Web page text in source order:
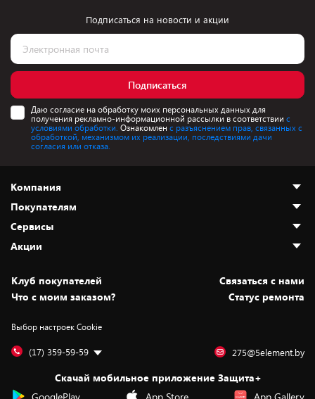
Подписаться на новости и акции
Подписаться
Даю согласие на обработку моих персональных данных для
получения рекламно-информационной рассылки в соответствии с
условиями обработки. Ознакомлен с разъяснением прав, связанных с
обработкой, механизмом их реализации, последствиями дачи
согласия или отказа.
Компания
О нас
Адреса магазинов
Новости
Статьи и обзоры
Вакансии
Дай пять добру!
Покупателям
Как сделать заказ
Оплата и доставка
Безналичный расчёт
Обмен и возврат товара
Обработка персональных данных
Подарочные карты
Сервисы
Установка техники
Для игровых консолей
Для мобильных устройств
Для компьютеров
Сервисные центры
Акции
Скидки и промокоды
Белорусские товары
Бонусы
Оплата частями
Новинки
Клуб покупателей
Cвязаться с нами
Что с моим заказом?
Статус ремонта
Выбор настроек Cookie
(17) 359-59-59 275@5element.by
Скачай мобильное приложение Защита+
GooglePlay
App Store App Gallery